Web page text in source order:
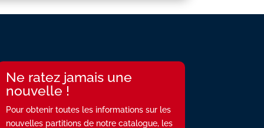
Ne ratez jamais une
nouvelle !
Pour obtenir toutes les informations sur les
nouvelles partitions de notre catalogue, les